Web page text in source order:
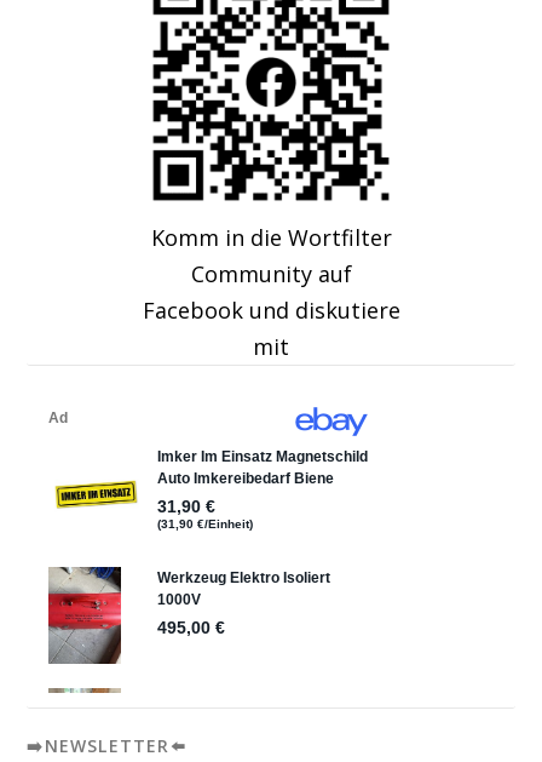
Komm in die Wortfilter
Community auf
Facebook und diskutiere
mit
➡️NEWSLETTER⬅️